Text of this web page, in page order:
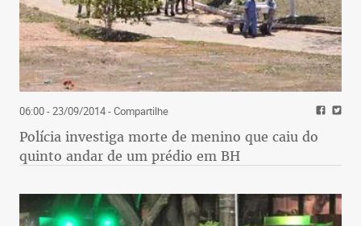
06:00 - 23/09/2014- Compartilhe
Polícia investiga morte de menino que caiu do
quinto andar de um prédio em BH